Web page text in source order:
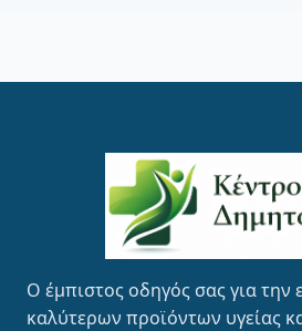
Ο έμπιστος οδηγός σας για την
καλύτερων προϊόντων υγείας